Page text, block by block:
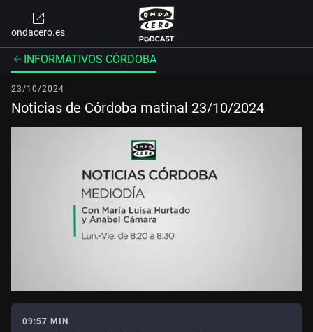
ondacero.es
INFORMATIVOS CÓRDOBA
23/10/2024
Noticias de Córdoba matinal 23/10/2024
09:57 MIN